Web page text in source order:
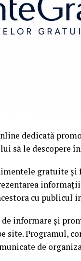
dedicată
să le descopere
gratuite
cu publicul
informare și
site. Programul,
de